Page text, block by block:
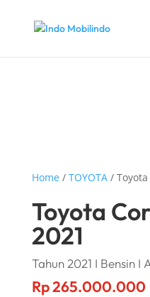
Home/ TOYOTA/ Toyota
Toyota
2021
Tahun 2021 I Bensin I
Rp265.000.000